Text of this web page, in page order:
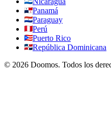
Panamá
Paraguay
Perú
Puerto Rico
República Dominicana
© 2026 Doomos. Todos los